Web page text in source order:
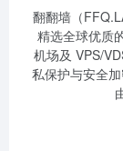
翻翻墙（
精选全球优质
机场及 VPS/
私保护与安全